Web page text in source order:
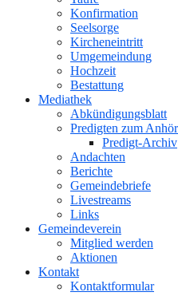
Konfirmation
Seelsorge
Kircheneintritt
Umgemeindung
Hochzeit
Bestattung
Mediathek
Abkündigungsblatt
Predigten zum
Predigt-Archiv
Andachten
Berichte
Gemeindebriefe
Livestreams
Links
Gemeindeverein
Mitglied werden
Aktionen
Kontakt
Kontaktformular